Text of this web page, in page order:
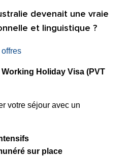
devenait une vraie
et linguistique ?
Working Holiday Visa (PVT
votre séjour avec un
sur place